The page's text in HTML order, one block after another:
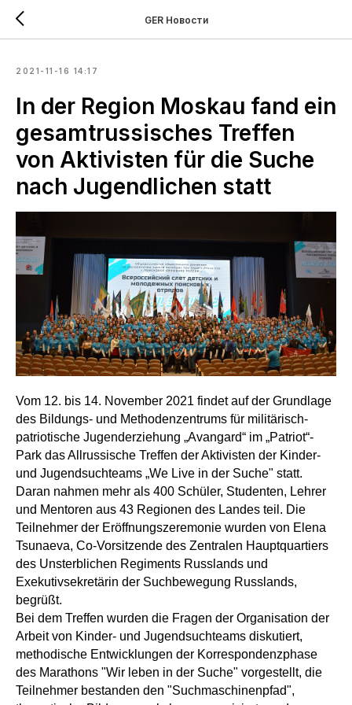
GER Новости
2021-11-16 14:17
In der Region Moskau fand ein
gesamtrussisches Treffen
von Aktivisten für die Suche
nach Jugendlichen statt
Vom 12. bis 14. November 2021 findet auf der Grundlage
des Bildungs- und Methodenzentrums für militärisch-
patriotische Jugenderziehung „Avangard“ im „Patriot“-
Park das Allrussische Treffen der Aktivisten der Kinder-
und Jugendsuchteams „We Live in der Suche" statt.
Daran nahmen mehr als 400 Schüler, Studenten, Lehrer
und Mentoren aus 43 Regionen des Landes teil. Die
Teilnehmer der Eröffnungszeremonie wurden von Elena
Tsunaeva, Co-Vorsitzende des Zentralen Hauptquartiers
des Unsterblichen Regiments Russlands und
Exekutivsekretärin der Suchbewegung Russlands,
begrüßt.
Bei dem Treffen wurden die Fragen der Organisation der
Arbeit von Kinder- und Jugendsuchteams diskutiert,
methodische Entwicklungen der Korrespondenzphase
des Marathons "Wir leben in der Suche" vorgestellt, die
Teilnehmer bestanden den "Suchmaschinenpfad",